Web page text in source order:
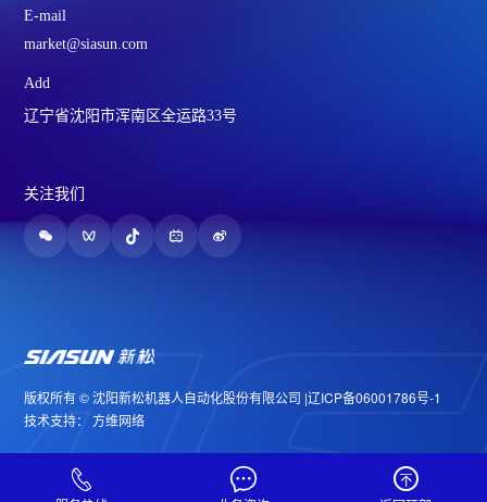
E-mail
market@siasun.com
Add
辽宁省沈阳市浑南区全运路33号
版权所有 © 沈阳新松机器人自动化股份有限公司 |辽ICP备06001786号-1
技术支持：
方维网络
关注我们